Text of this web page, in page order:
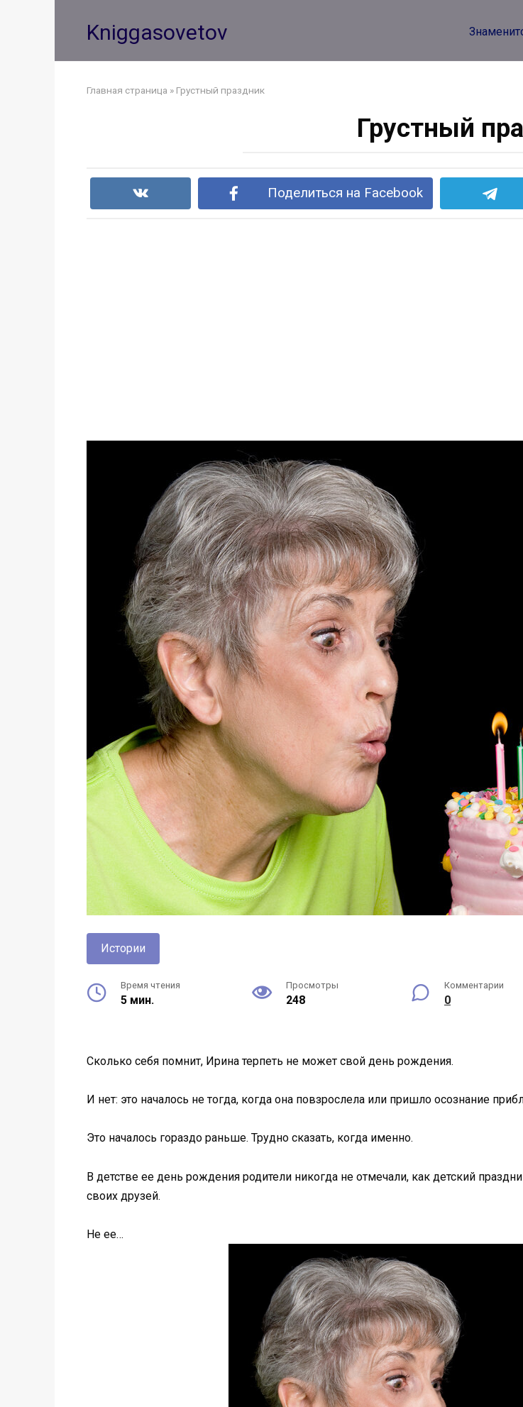
Kniggasovetov
Главная страница » Грустный праздник
Грустный
Поделиться на Facebook
Истории
Время чтения
5 мин.
Просмотры
248
Комментарии
0
Сколько себя помнит, Ирина терпеть не может свой день рождения.
И нет: это началось не тогда, когда она повзрослела или пришло осознание
Это началось гораздо раньше. Трудно сказать, когда именно.
В детстве ее день рождения родители никогда не отмечали, как детский
своих друзей.
Не ее…